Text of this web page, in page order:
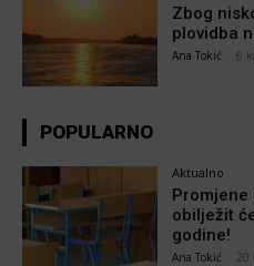
Zbog
plovidba
Ana Tokić 6
POPULARNO
Aktualno
Promjene
obilježit
godine!
Ana Tokić 20